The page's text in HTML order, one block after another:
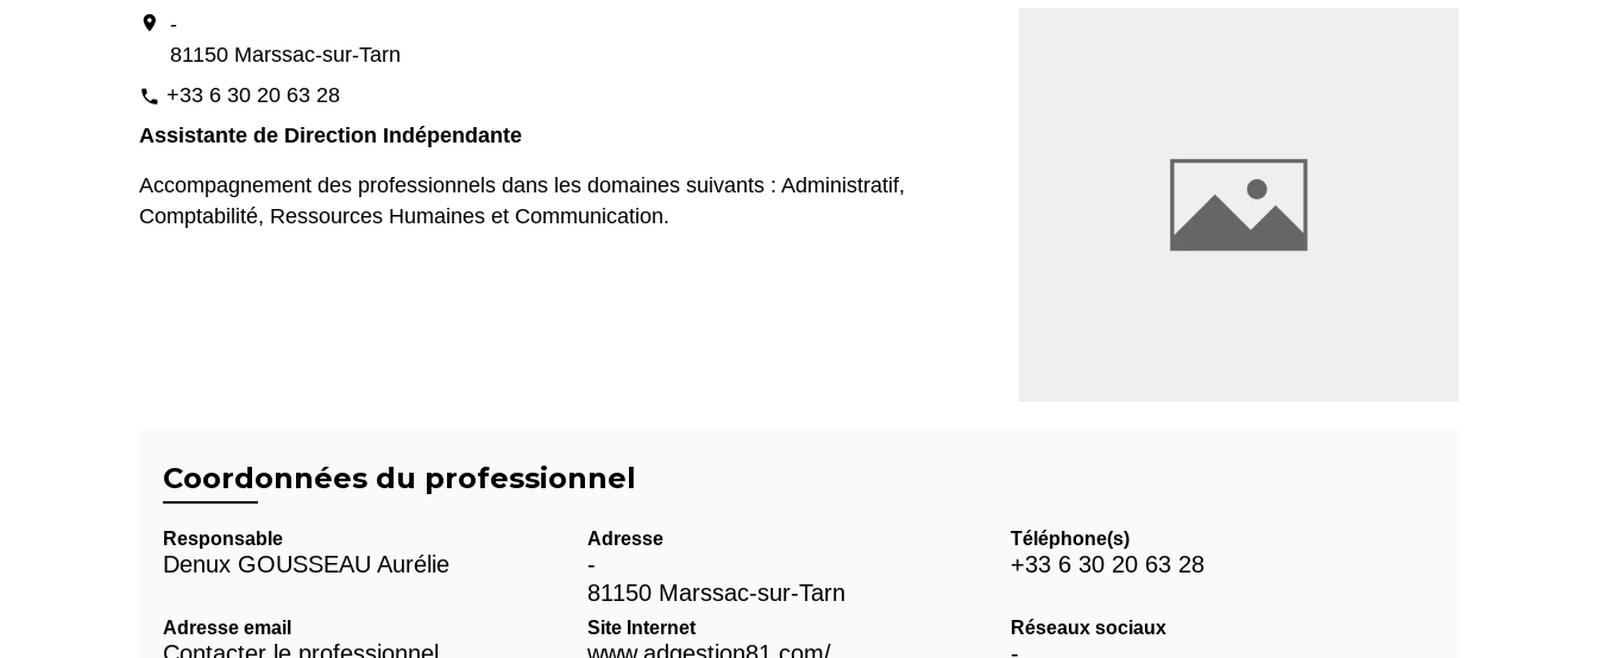
location_on
-
81150 Marssac-sur-Tarn
phone +33 6 30 20 63 28
Assistante de Direction Indépendante
Accompagnement des professionnels dans les domaines suivants : Administratif,
Comptabilité, Ressources Humaines et Communication.
Coordonnées du professionnel
Responsable
Denux GOUSSEAU Aurélie
Adresse
-
81150 Marssac-sur-Tarn
Téléphone(s)
+33 6 30 20 63 28
Adresse email Site Internet Réseaux sociaux